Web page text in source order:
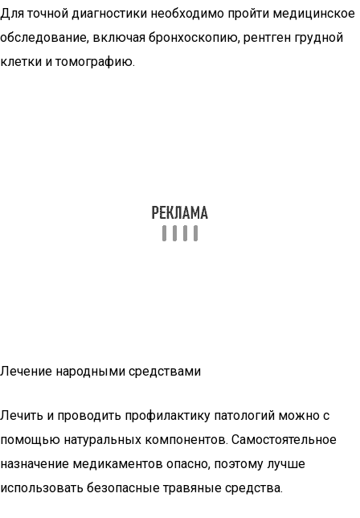
Для точной диагностики необходимо пройти медицинское
обследование, включая бронхоскопию, рентген грудной
клетки и томографию.
Лечение народными средствами
Лечить и проводить профилактику патологий можно с
помощью натуральных компонентов. Самостоятельное
назначение медикаментов опасно, поэтому лучше
использовать безопасные травяные средства.